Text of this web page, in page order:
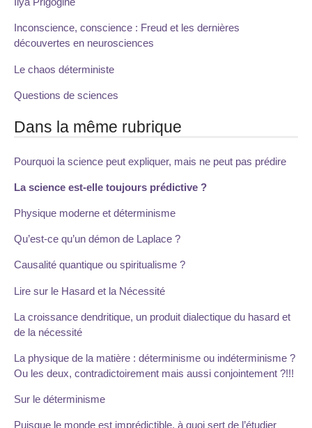
Inconscience, conscience : Freud et les dernières
découvertes en neurosciences
Le chaos déterministe
Questions de sciences
Dans la même rubrique
Pourquoi la science peut expliquer, mais ne peut pas prédire
La science est-elle toujours prédictive ?
Physique moderne et déterminisme
Qu’est-ce qu’un démon de Laplace ?
Causalité quantique ou spiritualisme ?
Lire sur le Hasard et la Nécessité
La croissance dendritique, un produit dialectique du hasard et
de la nécessité
La physique de la matière : déterminisme ou indéterminisme ?
Ou les deux, contradictoirement mais aussi conjointement ?!!!
Sur le déterminisme
Puisque le monde est imprédictible, à quoi sert de l’étudier